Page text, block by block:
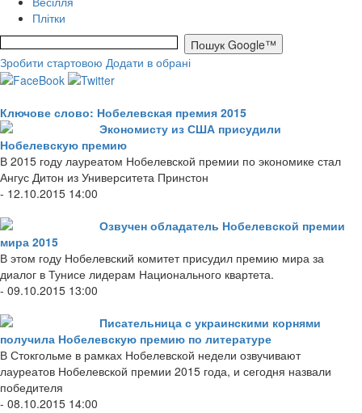
Плітки
Зробити стартовою Додати в обрані
Ключове слово: Нобелевская премия 2015
Экономисту из США присудили
Нобелевскую премию
В 2015 году лауреатом Нобелевской премии по экономике стал
Ангус Дитон из Университета Принстон
- 12.10.2015 14:00
Озвучен обладатель Нобелевской премии
мира 2015
В этом году Нобелевский комитет присудил премию мира за
диалог в Тунисе лидерам Национального квартета.
- 09.10.2015 13:00
Писательница с украинскими корнями
получила Нобелевскую премию по литературе
В Стокгольме в рамках Нобелевской недели озвучивают
лауреатов Нобелевской премии 2015 года, и сегодня назвали
победителя
- 08.10.2015 14:00